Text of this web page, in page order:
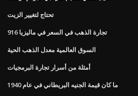
تحتاج لتغيير الزيت
916 تجارة الذهب في السعر في ماليزيا
السوق العالمية معدل الذهب الحية
أمثلة من أسرار تجارة البرمجيات
ما كان قيمة الجنيه البريطاني في عام 1940